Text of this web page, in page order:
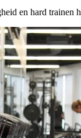
en hard trainen